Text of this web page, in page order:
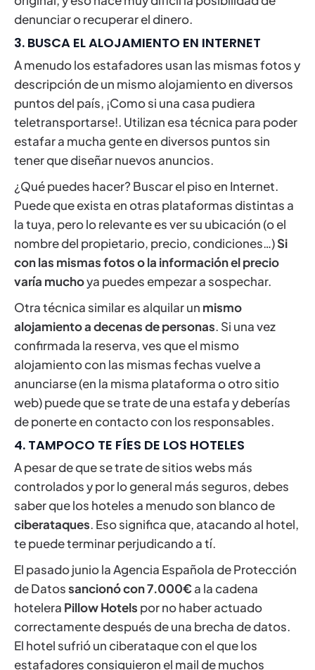
denunciar o recuperar el dinero.
3. BUSCA EL ALOJAMIENTO EN INTERNET
A menudo los estafadores usan las mismas fotos y
descripción de un mismo alojamiento en diversos
puntos del país, ¡Como si una casa pudiera
teletransportarse!. Utilizan esa técnica para poder
estafar a mucha gente en diversos puntos sin
tener que diseñar nuevos anuncios.
¿Qué puedes hacer? Buscar el piso en Internet.
Puede que exista en otras plataformas distintas a
la tuya, pero lo relevante es ver su ubicación (o el
nombre del propietario, precio, condiciones…)Si
con las mismas fotos o la información el precio
varía muchoya puedes empezar a sospechar.
Otra técnica similar es alquilar un mismo
alojamiento a decenas de personas. Si una vez
confirmada la reserva, ves que el mismo
alojamiento con las mismas fechas vuelve a
anunciarse (en la misma plataforma o otro sitio
web) puede que se trate de una estafa y deberías
de ponerte en contacto con los responsables.
4. TAMPOCO TE FÍES DE LOS HOTELES
A pesar de que se trate de sitios webs más
controlados y por lo general más seguros, debes
saber que los hoteles a menudo son blanco de
ciberataques. Eso significa que, atacando al hotel,
te puede terminar perjudicando a tí.
El pasado junio la Agencia Española de Protección
de Datossancionó con 7.000€a la cadena
hotelera Pillow Hotels por no haber actuado
correctamente después de una brecha de datos.
El hotel sufrió un ciberataque con el que los
estafadores consiguieron el mail de muchos